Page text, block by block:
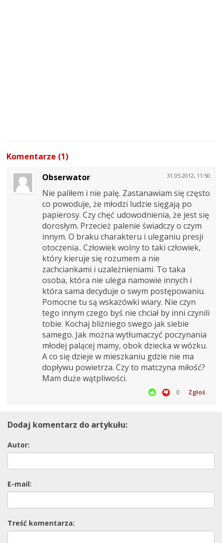
Komentarze (1)
31.05.2012, 11:50
Obserwator
Nie paliłem i nie palę. Zastanawiam się często
co powoduje, że młodzi ludzie sięgają po
papierosy. Czy chęć udowodnienia, że jest się
dorosłym. Przecież palenie świadczy o czym
innym. O braku charakteru i uleganiu presji
otoczenia.. Człowiek wolny to taki człowiek,
który kieruje się rozumem a nie
zachciankami i uzależnieniami. To taka
osoba, która nie ulega namowie innych i
która sama decyduje o swym postępowaniu.
Pomocne tu są wskazówki wiary. Nie czyn
tego innym czego byś nie chciał by inni czynili
tobie. Kochaj bliżniego swego jak siebie
samego. Jak można wytłumaczyć poczynania
młodej palącej mamy, obok dziecka w wózku.
A co się dzieje w mieszkaniu gdzie nie ma
dopływu powietrza. Czy to matczyna miłość?
Mam duże wątpliwości.
0 Zgłoś
Dodaj komentarz do artykułu:
Autor:
E-mail:
Treść komentarza: